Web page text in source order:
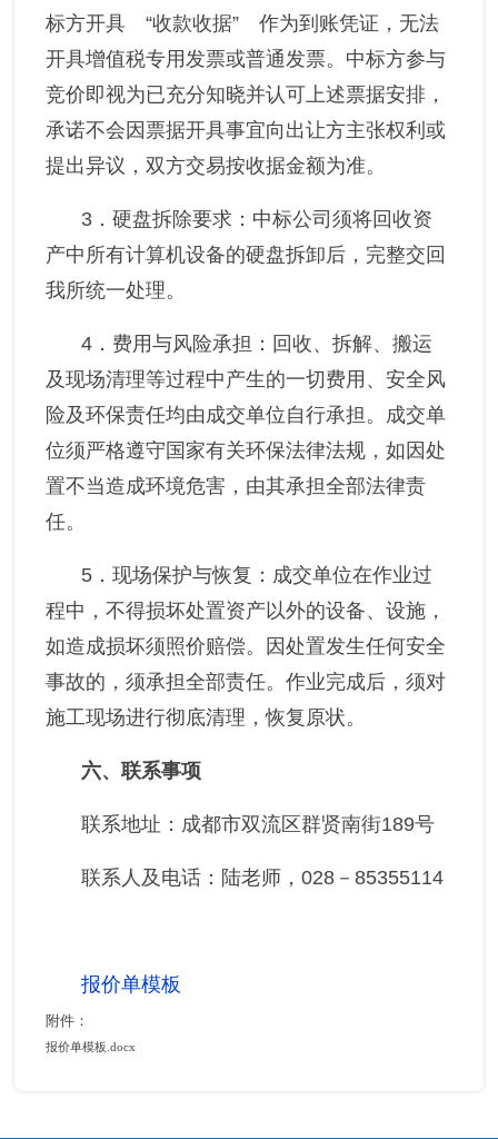
标方开具 “收款收据” 作为到账凭证，无法
开具增值税专用发票或普通发票。中标方参与
竞价即视为已充分知晓并认可上述票据安排，
承诺不会因票据开具事宜向出让方主张权利或
提出异议，双方交易按收据金额为准。
3．硬盘拆除要求： 中标公司须将回收资
产中所有计算机设备的硬盘拆卸后，完整交回
我所统一处理。
4． 费用与风险承担： 回收、拆解、搬运
及现场清理等过程中产生的一切费用、安全风
险及环保责任均由成交单位自行承担。成交单
位须严格遵守国家有关环保法律法规，如因处
置不当造成环境危害，由其承担全部法律责
任。
5．现场保护与恢复： 成交单位在作业过
程中，不得损坏处置资产以外的设备、设施，
如造成损坏须照价赔偿。因处置发生任何安全
事故的，须承担全部责任。作业完成后，须对
施工现场进行彻底清理，恢复原状。
六、联系事项
联系地址：成都市双流区群贤南街189号
联系人及电话：陆老师，028－85355114
报价单模板
附件：
报价单模板.docx